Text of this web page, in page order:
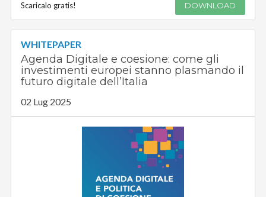
Scaricalo gratis! DOWNLOAD
WHITEPAPER
Agenda Digitale e coesione: come gli
investimenti europei stanno plasmando il
futuro digitale dell’Italia
02 Lug 2025